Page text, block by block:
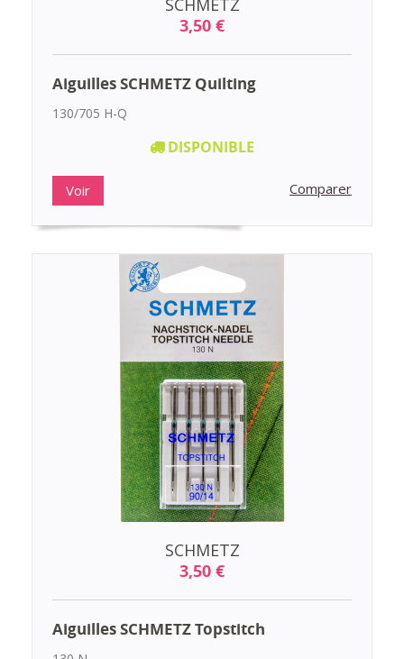
SCHMETZ
3,50 €
Aiguilles SCHMETZ Quilting
130/705 H-Q
DISPONIBLE
Voir Comparer
SCHMETZ
3,50 €
Aiguilles SCHMETZ Topstitch